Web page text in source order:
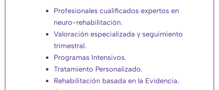
Profesionales cualificados expertos en
neuro-rehabilitación.
Valoración especializada y seguimiento
trimestral.
Programas Intensivos.
Tratamiento Personalizado.
Rehabilitación basada en la Evidencia.